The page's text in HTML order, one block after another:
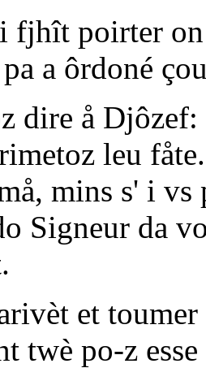
fjhît poirter
a ôrdoné
dire å
leu
mins s' i vs
Signeur da
et
twè po-z